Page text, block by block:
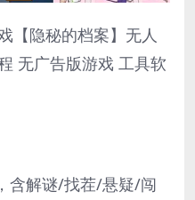
【隐秘的档案】无人
无广告版游戏 工具软
含解谜/找茬/悬疑/闯